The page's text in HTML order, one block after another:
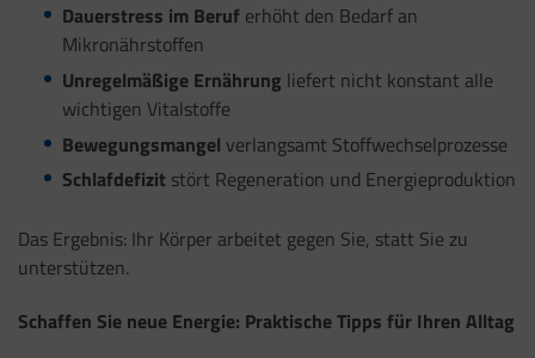
Dauerstress im Beruf erhöht den Bedarf an
Mikronährstoffen
Unregelmäßige Ernährung liefert nicht konstant alle
wichtigen Vitalstoffe
Bewegungsmangel verlangsamt Stoffwechselprozesse
Schlafdefizit stört Regeneration und Energieproduktion
Das Ergebnis: Ihr Körper arbeitet gegen Sie, statt Sie zu
unterstützen.
Schaffen Sie neue Energie: Praktische Tipps für Ihren Alltag